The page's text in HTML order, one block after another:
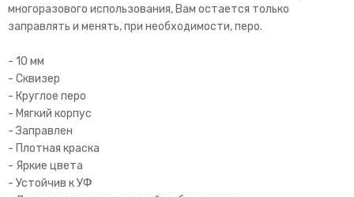
многоразового использования, Вам остается только
заправлять и менять, при необходимости, перо.
- 10 мм
- Сквизер
- Круглое перо
- Мягкий корпус
- Заправлен
- Плотная краска
- Яркие цвета
- Устойчив к УФ